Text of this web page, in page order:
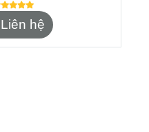
Liên hệ